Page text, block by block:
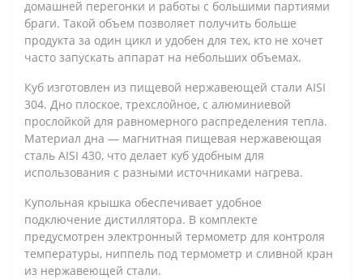
домашней перегонки и работы с большими партиями
браги. Такой объем позволяет получить больше
продукта за один цикл и удобен для тех, кто не хочет
часто запускать аппарат на небольших объемах.
Куб изготовлен из пищевой нержавеющей стали AISI
304. Дно плоское, трехслойное, с алюминиевой
прослойкой для равномерного распределения тепла.
Материал дна — магнитная пищевая нержавеющая
сталь AISI 430, что делает куб удобным для
использования с разными источниками нагрева.
Купольная крышка обеспечивает удобное
подключение дистиллятора. В комплекте
предусмотрен электронный термометр для контроля
температуры, ниппель под термометр и сливной кран
из нержавеющей стали.